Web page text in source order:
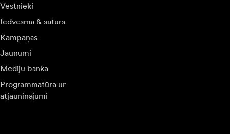
Vēstnieki
Iedvesma & saturs
Kampaņas
Jaunumi
Mediju banka
Programmatūra un
atjauninājumi